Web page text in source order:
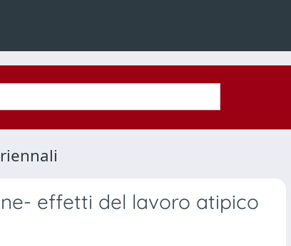
effetti del lavoro atipico